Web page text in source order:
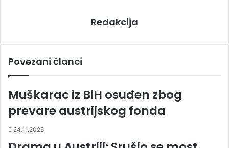
Redakcija
Povezani članci
Muškarac iz BiH osuđen zbog
prevare austrijskog fonda
24.11.2025